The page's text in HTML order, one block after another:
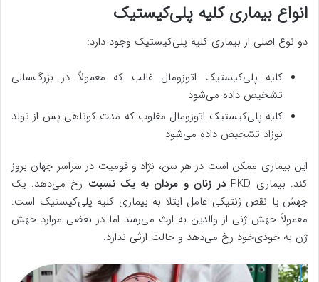
انواع بیماری کلیه پلی‌کیستیک
دو نوع اصلی از بیماری کلیه پلی‌کیستیک وجود دارد:
کلیه پلی‌کیستیک اتوزومال غالب که معمولاً در بزرگ‌سالی
تشخیص داده می‌شود
کلیه پلی‌کیستیک اتوزومال مغلوب که مدت کوتاهی پس از تولد
نوزاد تشخیص داده می‌شود
این بیماری ممکن است در هر سن، نژاد و قومیت در سراسر جهان بروز
کند. بیماری PKD
در زنان و مردان به یک نسبت رخ می‌دهد. یک
جهش یا نقص ژنتیکی عامل ابتلا به بیماری کلیه پلی‌کیستیک است.
معمولاً جهش ژنی از والدین به ارث می‌رسد اما در بعضی موارد جهش
ژن به خودی‌خود رخ می‌دهد و حالت ارثی ندارد.